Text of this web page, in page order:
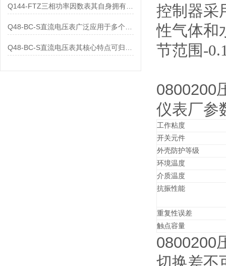
Q144-FTZ三相功率因数表其自身拥有怎样的功能呢？
控制器采
性气体和
节范围-
0800200
仪表厂参
工作粘度
开关元件
外壳防护等级
环境温度
介质温度
抗振性能
重复性误差
触点容量
0800200
切换差不